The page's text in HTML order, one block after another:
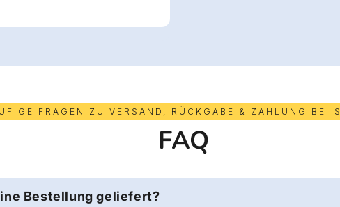
FRAGEN ZU VERSAND, RÜCKGABE & ZAHLUNG BEI
FAQ
Bestellung geliefert?